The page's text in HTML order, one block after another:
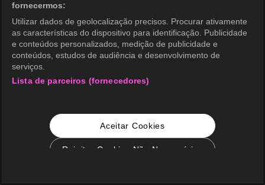
fornecermos:
Utilizar dados de geolocalização precisos. Procurar ativamente
as características do dispositivo para identificação. Publicidade
e conteúdos personalizados, medição de publicidade e
conteúdos, estudos de audiência e desenvolvimento de
serviços.
Lista de parceiros (fornecedores)
Aceitar Cookies
Rejeitar Cookies Não Necessários